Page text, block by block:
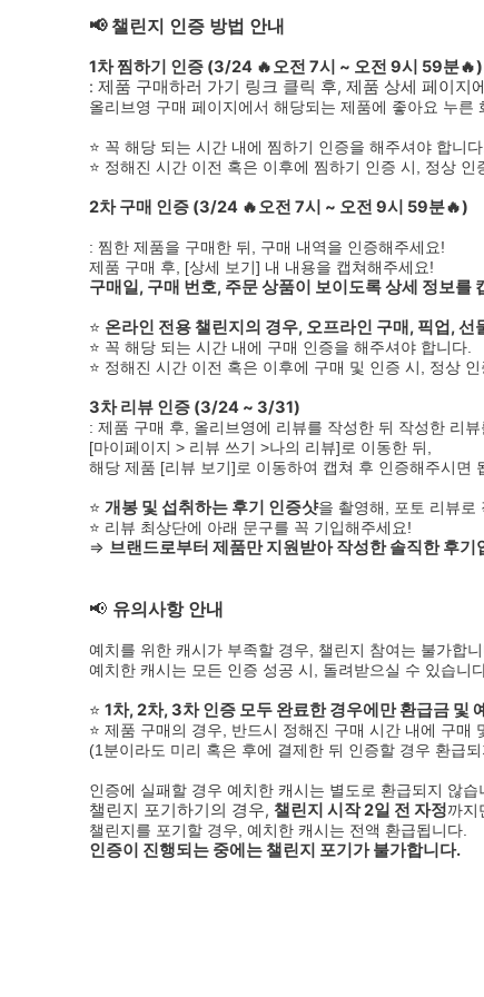
📢 챌린지 인증 방법 안내
1차 찜하기 인증 (3/24 🔥오전 7시 ~ 오전 9시 59분🔥)
: 제품 구매하러 가기 링크 클릭 후, 제품 상세 페이지
올리브영 구매 페이지에서 해당되는 제품에 좋아요 누른
⭐ 꼭 해당 되는 시간 내에 찜하기 인증을 해주셔야 합니다.
⭐ 정해진 시간 이전 혹은 이후에 찜하기 인증 시, 정상 인
2차 구매 인증 (3/24 🔥오전 7시 ~ 오전 9시 59분🔥)
: 찜한 제품을 구매한 뒤, 구매 내역을 인증해주세요!
제품 구매 후, [상세 보기] 내 내용을 캡쳐해주세요!
구매일, 구매 번호, 주문 상품이 보이도록 상세 정보를
⭐ 온라인 전용 챌린지의 경우, 오프라인 구매, 픽업, 선
⭐ 꼭 해당 되는 시간 내에 구매 인증을 해주셔야 합니다.
⭐ 정해진 시간 이전 혹은 이후에 구매 및 인증 시, 정상
3차 리뷰 인증 (3/24 ~ 3/31)
: 제품 구매 후, 올리브영에 리뷰를 작성한 뒤 작성한 리
[마이페이지 > 리뷰 쓰기 >나의 리뷰]로 이동한 뒤,
해당 제품 [리뷰 보기]로 이동하여 캡쳐 후 인증해주시면
⭐ 개봉 및 섭취하는 후기 인증샷을 촬영해, 포토 리뷰로
⭐ 리뷰 최상단에 아래 문구를 꼭 기입해주세요!
⇒ 브랜드로부터 제품만 지원받아 작성한 솔직한 후기
📢 유의사항 안내
예치를 위한 캐시가 부족할 경우, 챌린지 참여는 불가합니
예치한 캐시는 모든 인증 성공 시, 돌려받으실 수 있습니
⭐ 1차, 2차, 3차 인증 모두 완료한 경우에만 환급금 및
⭐ 제품 구매의 경우, 반드시 정해진 구매 시간 내에 구매
(1분이라도 미리 혹은 후에 결제한 뒤 인증할 경우 환급
인증에 실패할 경우 예치한 캐시는 별도로 환급되지 않습
챌린지 포기하기의 경우, 챌린지 시작 2일 전 자정까지
챌린지를 포기할 경우, 예치한 캐시는 전액 환급됩니다.
인증이 진행되는 중에는 챌린지 포기가 불가합니다.